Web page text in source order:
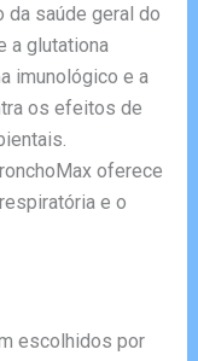
da saúde geral do
a glutationa
imunológico e a
os efeitos de
oferece
e o
escolhidos por